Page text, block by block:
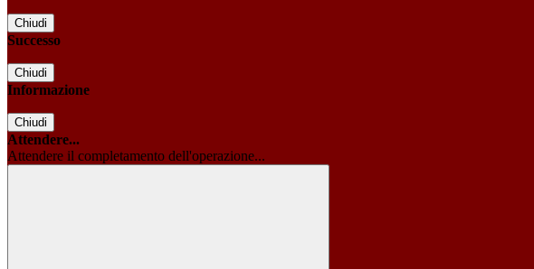
Chiudi
Successo
Chiudi
Informazione
Chiudi
Attendere...
Attendere il completamento dell'operazione...